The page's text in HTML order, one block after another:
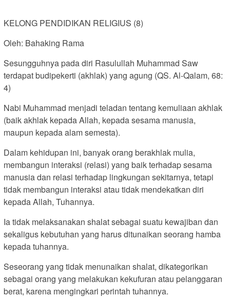
KELONG PENDIDIKAN RELIGIUS (8)
Oleh: Bahaking Rama
Sesungguhnya pada diri Rasulullah Muhammad Saw
terdapat budipekerti (akhlak) yang agung (QS. Al-Qalam, 68:
4)
Nabi Muhammad menjadi teladan tentang kemuliaan akhlak
(baik akhlak kepada Allah, kepada sesama manusia,
maupun kepada alam semesta).
Dalam kehidupan ini, banyak orang berakhlak mulia,
membangun interaksi (relasi) yang baik terhadap sesama
manusia dan relasi terhadap lingkungan sekitarnya, tetapi
tidak membangun interaksi atau tidak mendekatkan diri
kepada Allah, Tuhannya.
Ia tidak melaksanakan shalat sebagai suatu kewajiban dan
sekaligus kebutuhan yang harus ditunaikan seorang hamba
kepada tuhannya.
Seseorang yang tidak menunaikan shalat, dikategorikan
sebagai orang yang melakukan kekufuran atau pelanggaran
berat, karena mengingkari perintah tuhannya.